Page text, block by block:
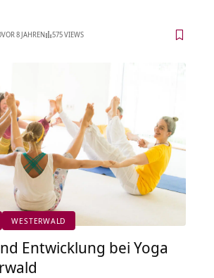
VOR 8 JAHREN 575 VIEWS
WESTERWALD
Entwicklung bei Yoga